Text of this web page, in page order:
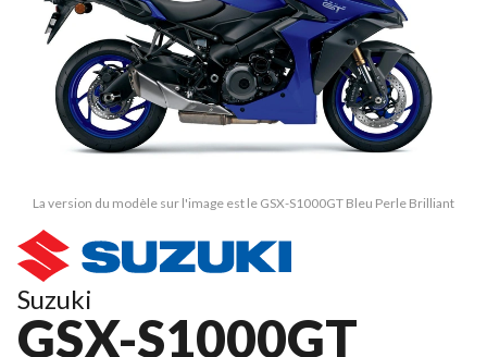
La version du modèle sur l'image est le GSX-S1000GT Bleu Perle Brilliant
Suzuki
GSX-S1000GT